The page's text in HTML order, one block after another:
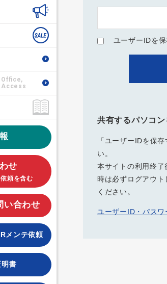
Office,
Access
せ
頼を含む
い合わせ
メンテ依頼
書
ユーザーIDを
共有するパソコ
「ユーザーIDを保
い。
本サイトの利用終了
時は必ずログアウト
ください。
ユーザーID・パス